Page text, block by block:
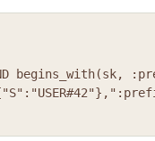
begins_with(sk,